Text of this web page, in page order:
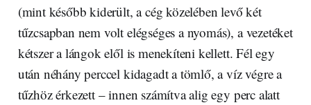
(mint később kiderült, a cég közelében levő két
tűzcsapban nem volt elégséges a nyomás), a vezetéket
kétszer a lángok elől is menekíteni kellett. Fél egy
után néhány perccel kidagadt a tömlő, a víz végre a
tűzhöz érkezett – innen számítva alig egy perc alatt